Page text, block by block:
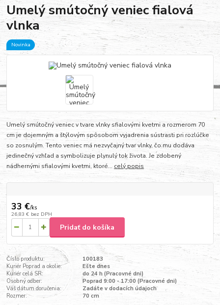
Umelý smútočný veniec fialová
vlnka
Novinka
Umelý smútočný veniec v tvare vlnky sfialovými kvetmi a rozmerom 70
cm je dojemným a štýlovým spôsobom vyjadrenia sústrasti pri rozlúčke
so zosnulým. Tento veniec má nezvyčajný tvar vlnky, čo mu dodáva
jedinečný vzhľad a symbolizuje plynulý tok života. Je zdobený
nádhernými sfialovými kvetmi, ktoré... celý popis
33 €/ks
26,83 € bez DPH
Pridať do košíka
Číslo produktu:
100183
Kuriér Poprad a okolie:
Ešte dnes
Kuriér celá SR:
do 24 h (Pracovné dni)
Osobný odber:
Poprad 9:00 - 17:00 (Pracovné dni)
Váš dátum doručenia:
Zadáte v dodacích údajoch
Rozmer:
70 cm